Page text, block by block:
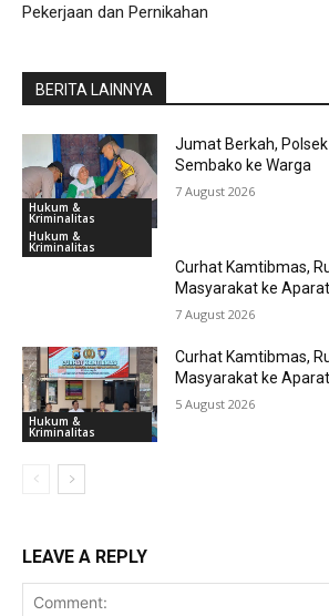
Pekerjaan dan Pernikahan
BERITA LAINNYA
Hukum &
Kriminalitas
Jumat Berkah,
Sembako ke Warga
7 August 2026
Hukum &
Kriminalitas
Curhat Kamtibmas,
Masyarakat ke
7 August 2026
Hukum &
Kriminalitas
Curhat Kamtibmas,
Masyarakat ke
5 August 2026
LEAVE A REPLY